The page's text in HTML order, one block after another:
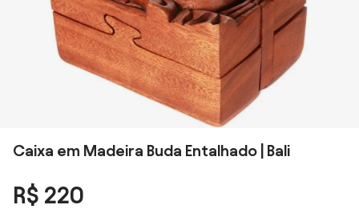
Caixa em Madeira Buda Entalhado | Bali
R$ 220